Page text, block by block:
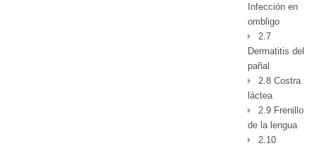
Infección en
ombligo
2.7
Dermatitis del
pañal
2.8 Costra
láctea
2.9 Frenillo
de la lengua
2.10